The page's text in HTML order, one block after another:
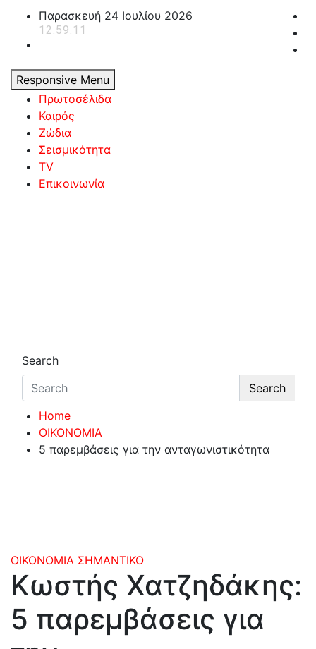
content
Παρασκευή 24 Ιουλίου 2026
12:59:12
Responsive Menu
Πρωτοσέλιδα
Καιρός
Ζώδια
Σεισμικότητα
TV
Επικοινωνία
Search
Search
Home
ΟΙΚΟΝΟΜΙΑ
5 παρεμβάσεις για την ανταγωνιστικότητα
ΟΙΚΟΝΟΜΙΑ ΣΗΜΑΝΤΙΚΟ
Κωστής Χατζηδάκης:
5 παρεμβάσεις για